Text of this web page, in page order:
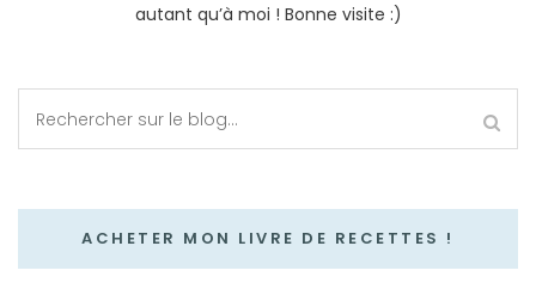
autant qu’à moi ! Bonne visite :)
ACHETER MON LIVRE DE RECETTES !